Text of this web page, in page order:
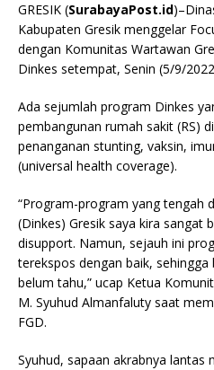
GRESIK (SurabayaPost.id
Kabupaten Gresik menggelar
dengan Komunitas Wartawan
Dinkes setempat, Senin (5/9/
Ada sejumlah program Dinkes
pembangunan rumah sakit (RS)
penanganan stunting, vaksin,
(universal health coverage).
“Program-program yang tengah
(Dinkes) Gresik saya kira sangat
disupport. Namun, sejauh ini
terekspos dengan baik,
belum tahu,” ucap Ketua
M. Syuhud Almanfaluty saat
FGD.
Syuhud, sapaan akrabnya